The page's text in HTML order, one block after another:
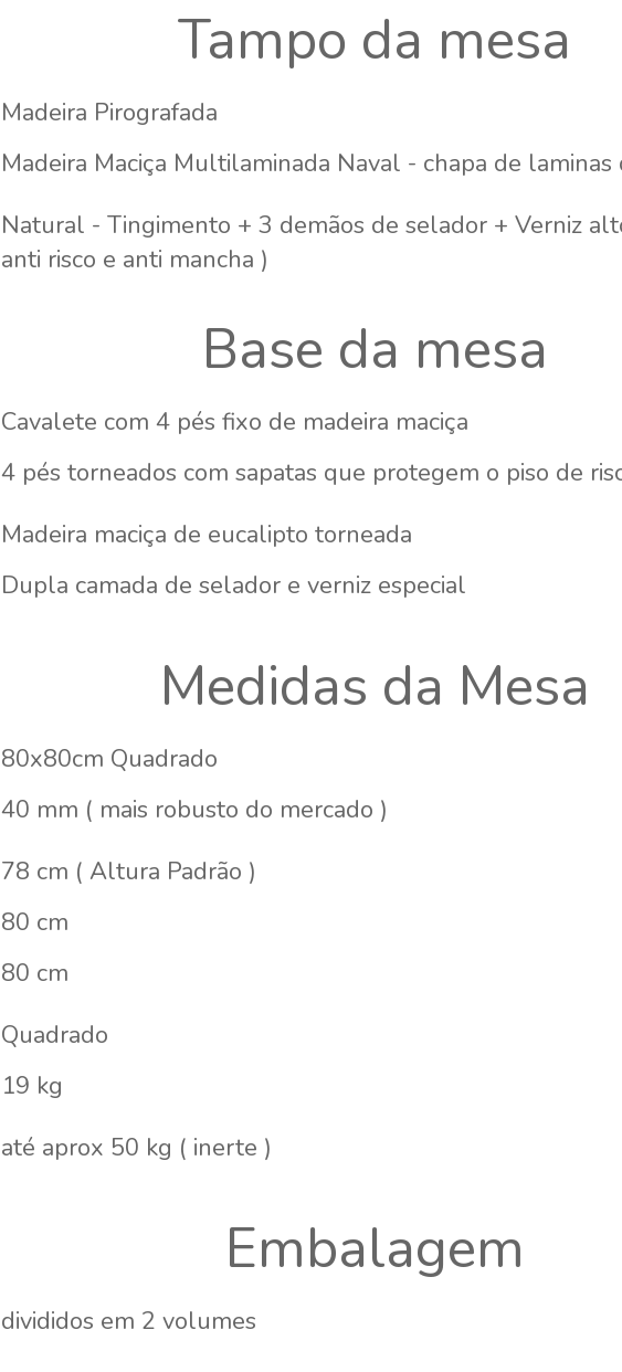
Tampo da mesa
Madeira Pirografada
Madeira Maciça Multilaminada Naval - chapa de
Natural - Tingimento + 3 demãos de selador + Verniz
anti risco e anti mancha )
Base da mesa
Cavalete com 4 pés fixo de madeira maciça
4 pés torneados com sapatas que protegem o piso de
Madeira maciça de eucalipto torneada
Dupla camada de selador e verniz especial
Medidas da Mesa
80x80cm Quadrado
40 mm ( mais robusto do mercado )
78 cm ( Altura Padrão )
80 cm
80 cm
Quadrado
19 kg
até aprox 50 kg ( inerte )
Embalagem
divididos em 2 volumes